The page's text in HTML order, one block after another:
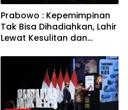
Prabowo : Kepemimpinan
Tak Bisa Dihadiahkan, Lahir
Lewat Kesulitan dan